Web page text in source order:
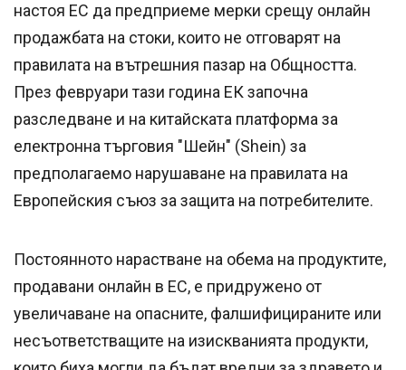
настоя ЕС да предприеме мерки срещу онлайн
продажбата на стоки, които не отговарят на
правилата на вътрешния пазар на Общността.
През февруари тази година ЕК започна
разследване и на китайската платформа за
електронна търговия "Шейн" (Shein) за
предполагаемо нарушаване на правилата на
Европейския съюз за защита на потребителите.
Постоянното нарастване на обема на продуктите,
продавани онлайн в ЕС, е придружено от
увеличаване на опасните, фалшифицираните или
несъответстващите на изискванията продукти,